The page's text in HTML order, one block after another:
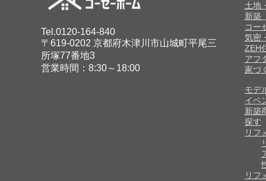
Tel.0120-164-840
〒619-0202 京都府木津川市山城町平尾三
所塚77番地3
営業時間：8:30～18:00
土地
新築
コー
気密
ZEH
アフ
家づ
モデ
イベ
新築
探す
リフ
リフ